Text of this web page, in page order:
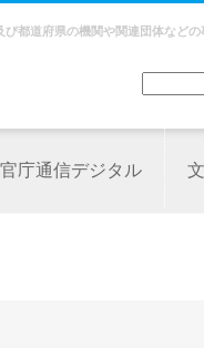
び都道府県の機関や関連団体など
官庁通信デジタル